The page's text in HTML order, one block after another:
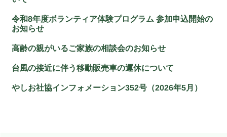
令和8年度ボランティア体験プログラム 参加申込開始の
お知らせ
高齢の親がいるご家族の相談会のお知らせ
台風の接近に伴う移動販売車の運休について
やしお社協インフォメーション352号（2026年5月）